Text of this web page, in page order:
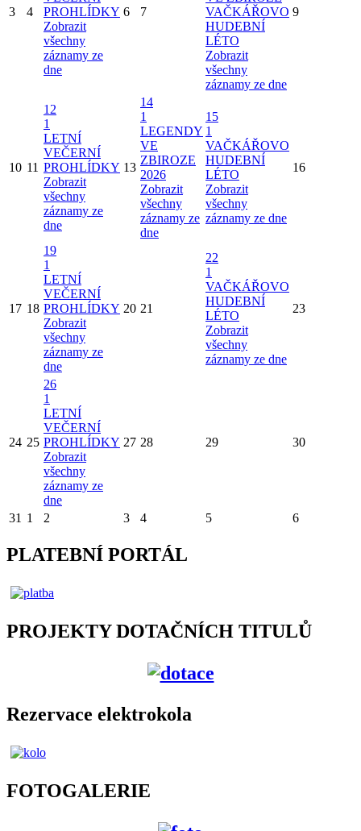
3 4
PROHLÍDKY
Zobrazit
všechny
záznamy ze
dne
6 7
VAČKÁŘOVO
HUDEBNÍ
LÉTO
Zobrazit
všechny
záznamy ze dne
9
10 11
12
1
LETNÍ
VEČERNÍ
PROHLÍDKY
Zobrazit
všechny
záznamy ze
dne
13
14
1
LEGENDY
VE
ZBIROZE
2026
Zobrazit
všechny
záznamy ze
dne
15
1
VAČKÁŘOVO
HUDEBNÍ
LÉTO
Zobrazit
všechny
záznamy ze dne
16
17 18
19
1
LETNÍ
VEČERNÍ
PROHLÍDKY
Zobrazit
všechny
záznamy ze
dne
20 21
22
1
VAČKÁŘOVO
HUDEBNÍ
LÉTO
Zobrazit
všechny
záznamy ze dne
23
24 25
26
1
LETNÍ
VEČERNÍ
PROHLÍDKY
Zobrazit
všechny
záznamy ze
dne
27 28 29 30
31 1 2 3 4 5 6
PLATEBNÍ PORTÁL
PROJEKTY DOTAČNÍCH TITULŮ
Rezervace elektrokola
FOTOGALERIE